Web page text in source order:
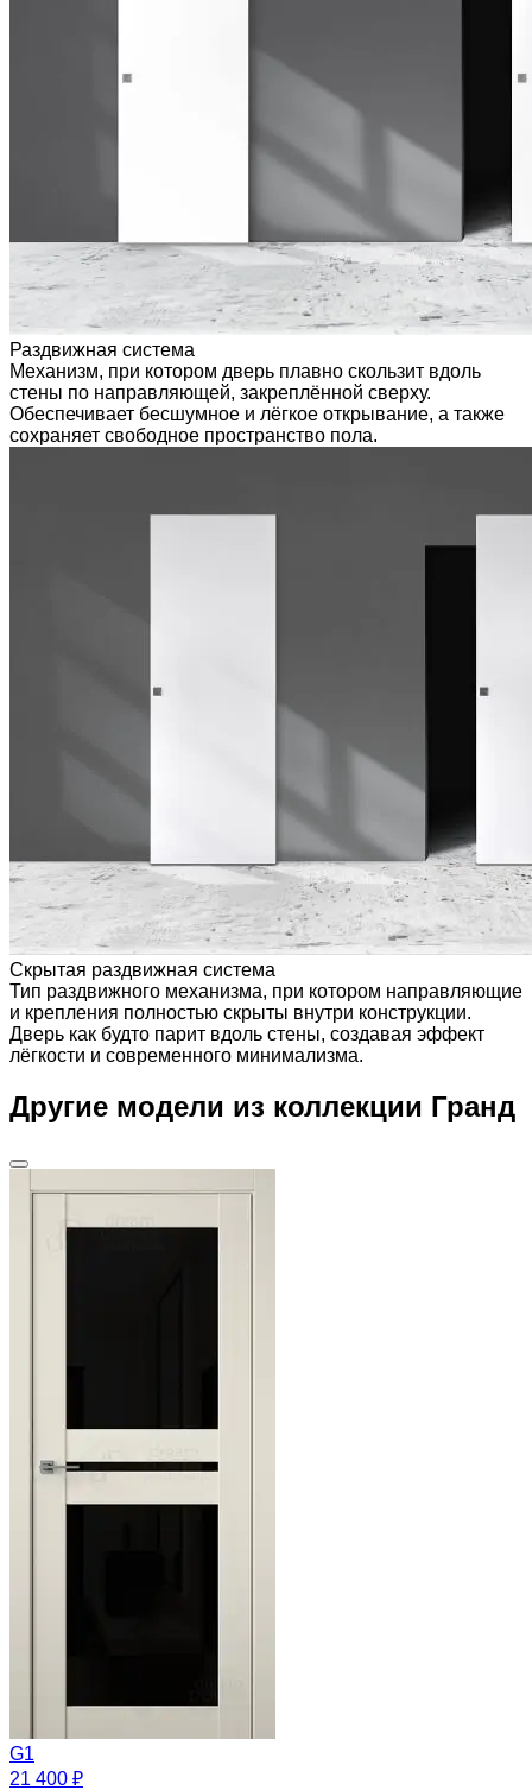
Раздвижная система
Механизм, при котором дверь плавно скользит вдоль
стены по направляющей, закреплённой сверху.
Обеспечивает бесшумное и лёгкое открывание, а также
сохраняет свободное пространство пола.
Скрытая раздвижная система
Тип раздвижного механизма, при котором направляющие
и крепления полностью скрыты внутри конструкции.
Дверь как будто парит вдоль стены, создавая эффект
лёгкости и современного минимализма.
Другие модели из коллекции Гранд
G1
21 400 ₽